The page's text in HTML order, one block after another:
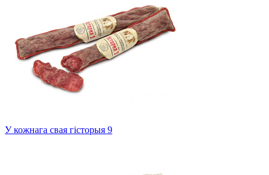
У кожнага свая гісторыя 9